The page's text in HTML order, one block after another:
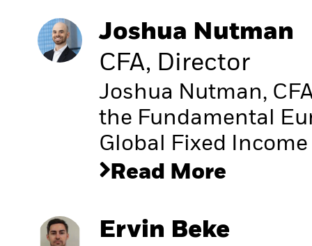
Joshua Nutman
CFA, Director
Joshua Nutman,
the Fundamental
Global Fixed Income
Read More
Ervin Beke